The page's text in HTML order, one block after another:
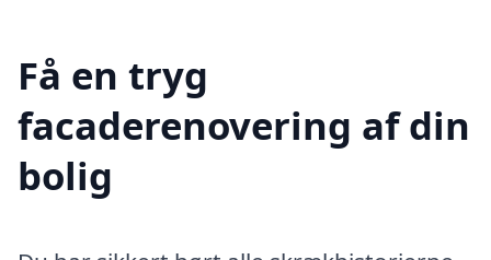
Få en tryg
facaderenovering af din
bolig